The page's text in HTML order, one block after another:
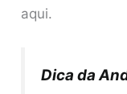
aqui.
Dica da